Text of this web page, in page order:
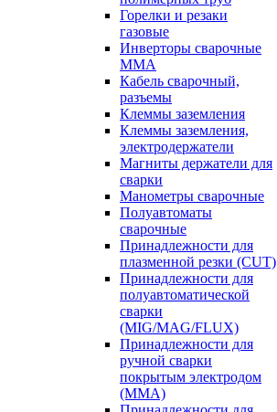
Горелки и резаки
газовые
Инверторы сварочные
ММА
Кабель сварочный,
разъемы
Клеммы заземления
Клеммы заземления,
электродержатели
Магниты держатели для
сварки
Манометры сварочные
Полуавтоматы
сварочные
Принадлежности для
плазменной резки (CUT)
Принадлежности для
полуавтоматической
сварки
(MIG/MAG/FLUX)
Принадлежности для
ручной сварки
покрытым электродом
(MMA)